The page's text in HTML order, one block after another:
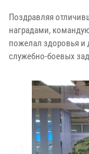
Поздравляя
наградами,
пожелал здоровья
служебно-боевых